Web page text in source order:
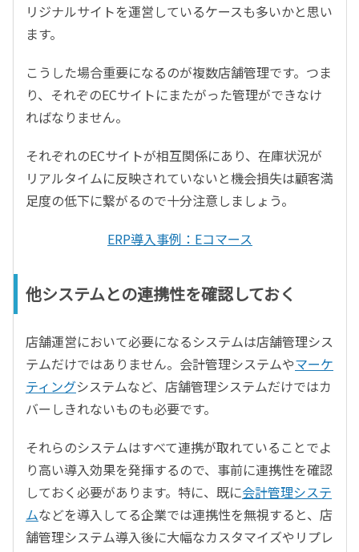
リジナルサイトを運営しているケースも多いかと思い
ます。
こうした場合重要になるのが複数店舗管理です。つま
り、それぞのECサイトにまたがった管理ができなけ
ればなりません。
それぞれのECサイトが相互関係にあり、在庫状況が
リアルタイムに反映されていないと機会損失は顧客満
足度の低下に繋がるので十分注意しましょう。
ERP導入事例：Eコマース
他システムとの連携性を確認しておく
店舗運営において必要になるシステムは店舗管理シス
テムだけではありません。会計管理システムやマーケ
ティングシステムなど、店舗管理システムだけではカ
バーしきれないものも必要です。
それらのシステムはすべて連携が取れていることでよ
り高い導入効果を発揮するので、事前に連携性を確認
しておく必要があります。特に、既に会計管理システ
ムなどを導入してる企業では連携性を無視すると、店
舗管理システム導入後に大幅なカスタマイズやリプレ